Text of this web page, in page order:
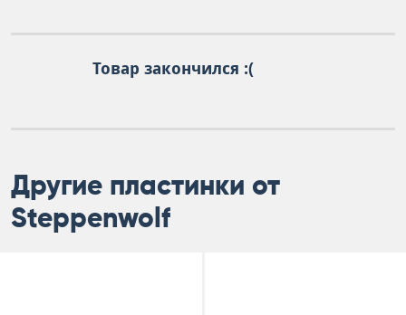
Товар закончился :(
Другие пластинки от
Steppenwolf